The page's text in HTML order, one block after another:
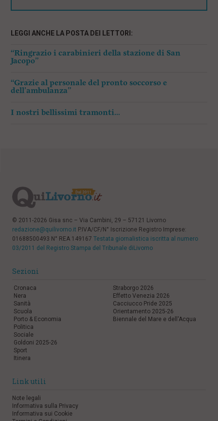
LEGGI ANCHE LA POSTA DEI LETTORI:
“Ringrazio i carabinieri della stazione di San
Jacopo”
“Grazie al personale del pronto soccorso e
dell’ambulanza”
I nostri bellissimi tramonti…
© 2011-2026 Gisa snc – Via Cambini, 29 – 57121 Livorno
redazione@quilivorno.it P.IVA/CF/N° Iscrizione Registro Imprese:
01688500493 N° REA 149167 Testata giornalistica iscritta al numero
03/2011 del Registro Stampa del Tribunale diLivorno
Sezioni
Cronaca
Nera
Sanità
Scuola
Porto & Economia
Politica
Sociale
Goldoni 2025-26
Sport
Itinera
Straborgo 2026
Effetto Venezia 2026
Cacciucco Pride 2025
Orientamento 2025-26
Biennale del Mare e dell'Acqua
Link utili
Note legali
Informativa sulla Privacy
Informativa sui Cookie